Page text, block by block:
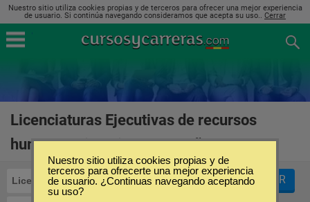
Nuestro sitio utiliza cookies propias y de terceros para ofrecer una mejor experiencia
de usuario. Si continúa navegando consideramos que acepta su uso.. Cerrar
Licenciaturas Ejecutivas de recursos
humanos ejecutiva en España
Licenciaturas Ejecutivas FILTRAR
Nuestro sitio utiliza cookies propias y de
terceros para ofrecerte una mejor experiencia
de usuario. ¿Continuas navegando aceptando
su uso?